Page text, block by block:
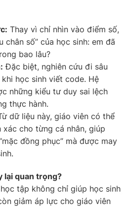
Thay vì chỉ nhìn vào điểm số,
chân số” của học sinh: em đã
bao lâu?
Đặc biệt, nghiên cứu đi sâu
học sinh viết code. Hệ
những kiểu tư duy sai lệch
thực hành.
dữ liệu này, giáo viên có thể
cho từng cá nhân, giúp
đồng phục” mà được may
lại quan trọng?
tập không chỉ giúp học sinh
giảm áp lực cho giáo viên